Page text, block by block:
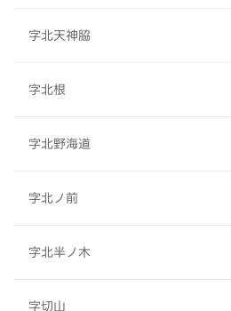
字北天神脇
字北根
字北野海道
字北ノ前
字北半ノ木
字切山